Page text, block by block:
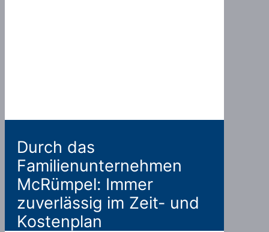
Durch das
Familienunternehmen
McRümpel: Immer
zuverlässig im Zeit- und
Kostenplan